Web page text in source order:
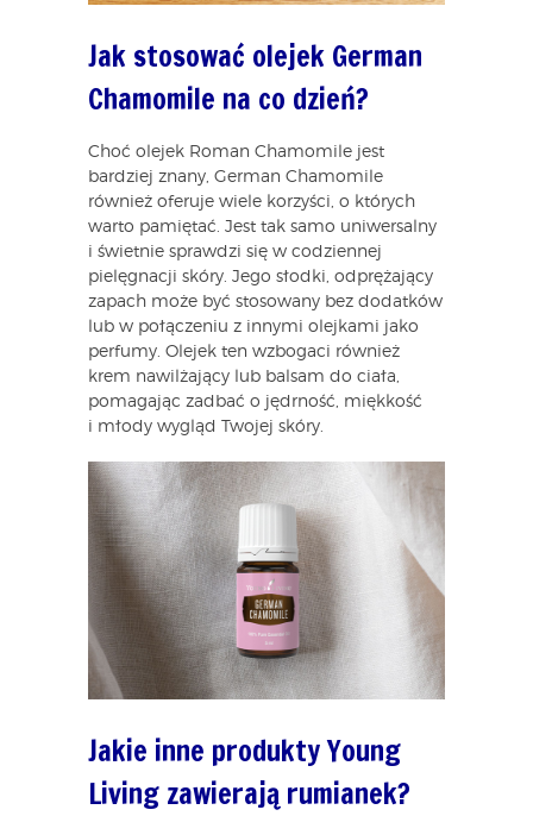
Jak stosować olejek German
Chamomile na co dzień?
Choć olejek Roman Chamomile jest
bardziej znany, German Chamomile
również oferuje wiele korzyści, o których
warto pamiętać. Jest tak samo uniwersalny
i świetnie sprawdzi się w codziennej
pielęgnacji skóry. Jego słodki, odprężający
zapach może być stosowany bez dodatków
lub w połączeniu z innymi olejkami jako
perfumy. Olejek ten wzbogaci również
krem nawilżający lub balsam do ciała,
pomagając zadbać o jędrność, miękkość
i młody wygląd Twojej skóry.
Jakie inne produkty Young
Living zawierają rumianek?